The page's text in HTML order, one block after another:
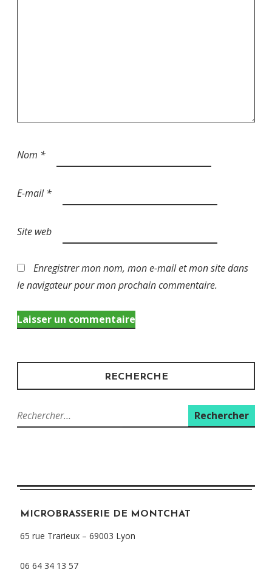
Nom *
E-mail*
Site web
Enregistrer mon nom, mon e-mail et mon site dans
le navigateur pour mon prochain commentaire.
RECHERCHE
Rechercher :
MICROBRASSERIE DE MONTCHAT
65 rue Trarieux – 69003 Lyon
06 64 34 13 57